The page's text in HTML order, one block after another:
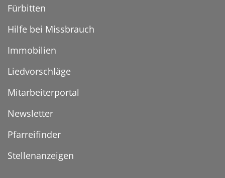
Fürbitten
Hilfe bei Missbrauch
Immobilien
Liedvorschläge
Mitarbeiterportal
Newsletter
Pfarreifinder
Stellenanzeigen